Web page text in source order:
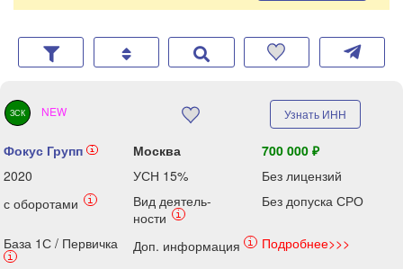
ЗСК NEW Узнать ИНН
Фокус Групп i Москва
700 000 ₽
2020
УСН 15%
Без лицензий
с оборотами
i
Вид деятель-
ности
i
Без допуска СРО
База 1С / Первичка
i
Доп. информация i Подробнее>>>